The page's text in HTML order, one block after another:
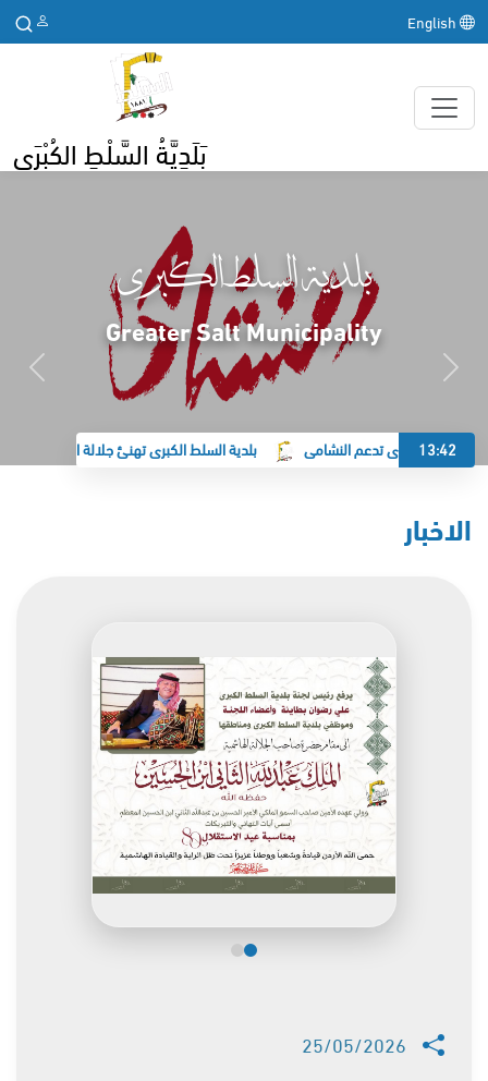
بَلَدِيَّةُ السَّلْطِ الكُبْرَى
بلدية السلط الكبرى
Greater Salt Municipality
13:42
السلط الكبرى تدعم النشامى بلدية السلط الكبرى تهنئ جلالة الملك وولي
الاخبار
25/05/2026